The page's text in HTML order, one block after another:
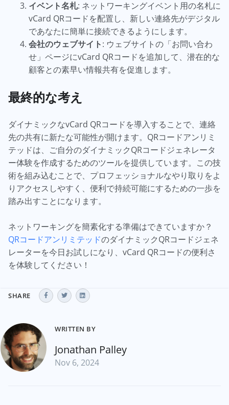
イベント名札: ネットワーキングイベント用の名札に
vCard QRコードを配置し、新しい連絡先がデジタル
であなたに簡単に接続できるようにします。
会社のウェブサイト: ウェブサイトの「お問い合わ
せ」ページにvCard QRコードを追加して、潜在的な
顧客との素早い情報共有を促進します。
最終的な考え
ダイナミックなvCard QRコードを導入することで、連絡
先の共有に新たな可能性が開けます。QRコードアンリミ
テッドは、ご自分のダイナミックQRコードジェネレータ
ー体験を作成するためのツールを提供しています。この技
術を組み込むことで、プロフェッショナルなやり取りをよ
りアクセスしやすく、便利で持続可能にするための一歩を
踏み出すことになります。
ネットワーキングを簡素化する準備はできていますか？
QRコードアンリミテッドのダイナミックQRコードジェネ
レーターを今日お試しになり、vCard QRコードの便利さ
を体験してください！
SHARE
WRITTEN BY
Jonathan Palley
Nov 6, 2024